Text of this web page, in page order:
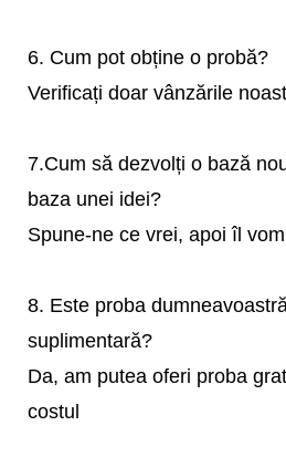
6. Cum pot obține o probă?
Verificați doar vânzările
7.Cum să dezvolți o bază
baza unei idei?
Spune-ne ce vrei, apoi îl
8. Este proba
suplimentară?
Da, am putea oferi proba
costul